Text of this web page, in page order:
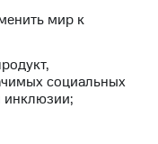
мир к
социальных
инклюзии;